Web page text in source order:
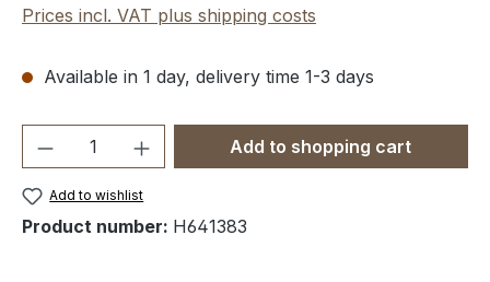
Prices incl. VAT plus shipping costs
Available in 1 day, delivery time 1-3 days
Product Quantity: Enter the desired
Add to shopping cart
Add to wishlist
Product number: H641383